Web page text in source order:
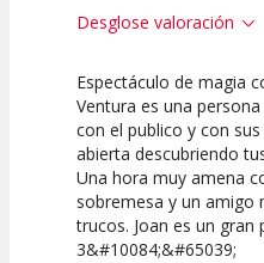
Desglose valoración
10
Calidad del
Espectáculo
10
Puesta en
Escena
Espectáculo de magia
Ventura es una
con el publico y con
abierta descubriendo
Una hora muy amena
sobremesa y un amigo
trucos. Joan es un
3&#10084;&#65039;